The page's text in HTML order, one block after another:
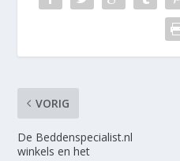
VORIG
De Beddenspecialist.nl
winkels en het